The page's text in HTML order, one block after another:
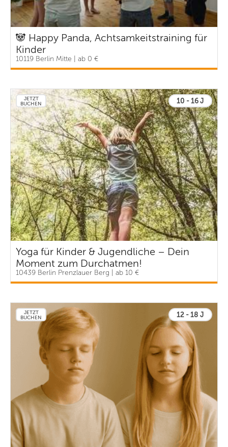
🐼 Happy Panda, Achtsamkeitstraining für
Kinder
10119 Berlin Mitte | ab 0 €
JETZT
BUCHEN
10 - 16 J
Yoga für Kinder & Jugendliche – Dein
Moment zum Durchatmen!
10439 Berlin Prenzlauer Berg | ab 10 €
JETZT
BUCHEN
12 - 18 J